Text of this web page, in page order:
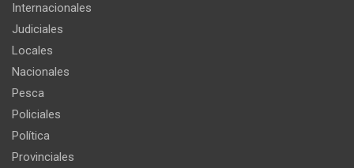
Internacionales
Judiciales
Locales
Nacionales
Pesca
Policiales
Política
Provinciales